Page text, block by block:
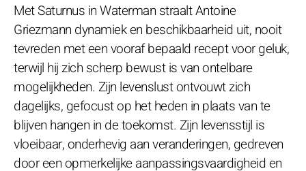
Met Saturnus in Waterman straalt Antoine
Griezmann dynamiek en beschikbaarheid uit, nooit
tevreden met een vooraf bepaald recept voor geluk,
terwijl hij zich scherp bewust is van ontelbare
mogelijkheden. Zijn levenslust ontvouwt zich
dagelijks, gefocust op het heden in plaats van te
blijven hangen in de toekomst. Zijn levensstijl is
vloeibaar, onderhevig aan veranderingen, gedreven
door een opmerkelijke aanpassingsvaardigheid en